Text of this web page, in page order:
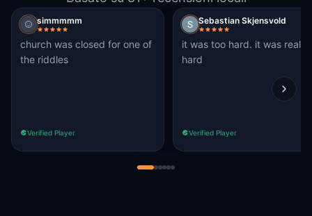
simmmmm
church was closed for one of
the riddles
Verified Player
Sebastian Skjensvold
it was too hard. it was really
hard
Verified Player